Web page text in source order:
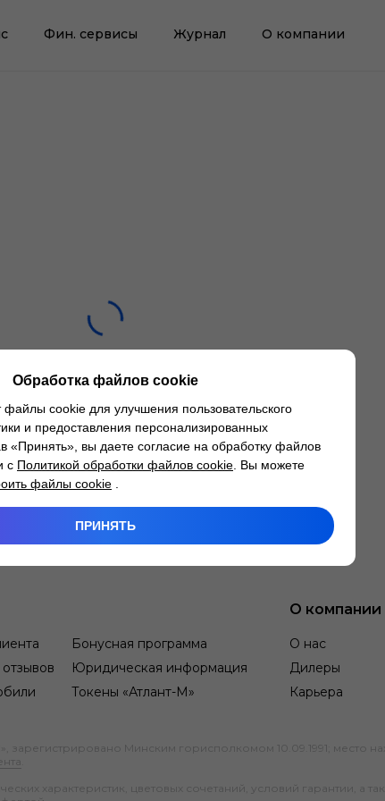
Фин. сервисы Журнал О компании
Бонусная программа
Юридическая информация
Токены «Атлант-М»
О компании
О нас
Дилеры
Карьера
Минским горисполкомом 10.09.1991; место
характеристик, цветовых сочетаний, условий гарантии, а
Обработка файлов cookie
файлы cookie для улучшения пользовательского
и предоставления персонализированных
«Принять», вы даете согласие на обработку файлов
с Политикой обработки файлов cookie . Вы можете
файлы cookie
ПРИНЯТЬ